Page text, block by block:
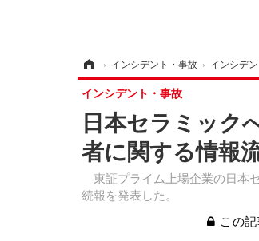
› インシデント・事故 › インシデ
日本セラミック
者に関する情報
東証プライム上場企業の日本
続報を発表した。
インシデント・事故
この